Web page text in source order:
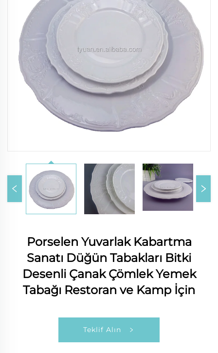
Porselen Yuvarlak Kabartma
Sanatı Düğün Tabakları Bitki
Desenli Çanak Çömlek Yemek
Tabağı Restoran ve Kamp İçin
Teklif Alın